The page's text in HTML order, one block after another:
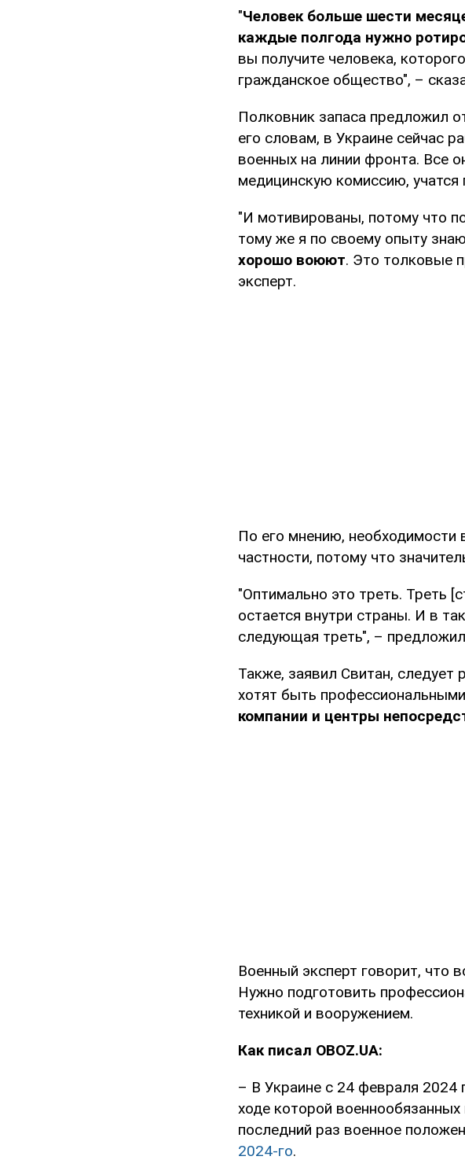
"Человек больше шести
каждые полгода нужно
вы получите человека,
гражданское общество", –
Полковник запаса предложил
его словам, в Украине сейчас
военных на линии фронта. Все
медицинскую комиссию,
"И мотивированы, потому что
тому же я по своему опыту
хорошо воюют. Это толковые
эксперт.
По его мнению, необходимости
частности, потому что
"Оптимально это треть. Треть
остается внутри страны. И в
следующая треть", –
Также, заявил Свитан,
хотят быть
компании и центры
Военный эксперт говорит, что
Нужно подготовить
техникой и вооружением.
Как писал OBOZ.UA:
– В Украине с 24 февраля 2024
ходе которой
последний раз военное
2024-го.